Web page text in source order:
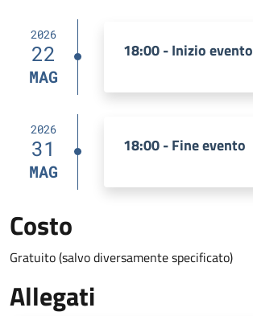
2026
22
MAG
18:00 - Inizio evento
2026
31
MAG
18:00 - Fine evento
Costo
Gratuito (salvo diversamente specificato)
Allegati